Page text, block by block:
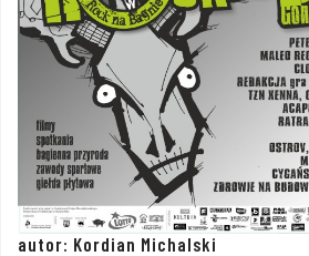
autor: Kordian Michalski